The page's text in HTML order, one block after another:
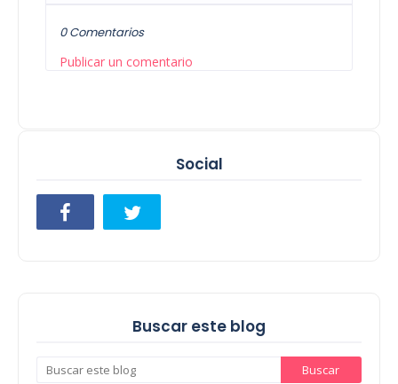
0 Comentarios
Publicar un comentario
Social
Buscar este blog